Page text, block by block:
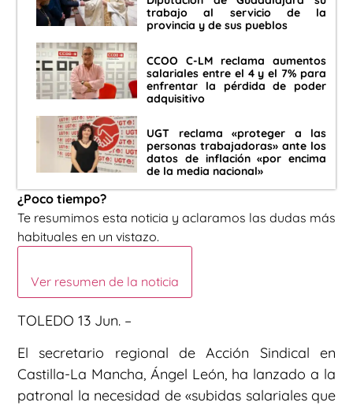
trabajo al servicio de la
provincia y de sus pueblos
CCOO C-LM reclama aumentos
salariales entre el 4 y el 7% para
enfrentar la pérdida de poder
adquisitivo
UGT reclama «proteger a las
personas trabajadoras» ante los
datos de inflación «por encima
de la media nacional»
¿Poco tiempo?
Te resumimos esta noticia y aclaramos las dudas más
habituales en un vistazo.
Ver resumen de la noticia
TOLEDO 13 Jun. –
El secretario regional de Acción Sindical en
Castilla-La Mancha, Ángel León, ha lanzado a la
patronal la necesidad de «subidas salariales que